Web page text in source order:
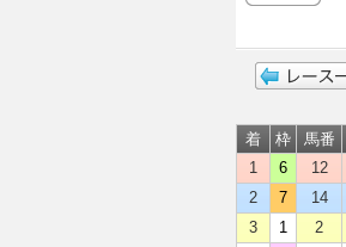
着 枠 馬番
1
6 12
2
7 14
3
1 2